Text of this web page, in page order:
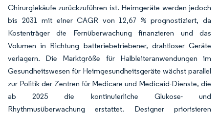
Chirurgiekäufe zurückzuführen ist. Heimgeräte werden jedoch
bis 2031 mit einer CAGR von 12,67 % prognostiziert, da
Kostenträger die Fernüberwachung finanzieren und das
Volumen in Richtung batteriebetriebener, drahtloser Geräte
verlagern. Die Marktgröße für Halbleiteranwendungen im
Gesundheitswesen für Heimgesundheitsgeräte wächst parallel
zur Politik der Zentren für Medicare und Medicaid-Dienste, die
ab 2025 die kontinuierliche Glukose- und
Rhythmusüberwachung erstattet. Designer priorisieren